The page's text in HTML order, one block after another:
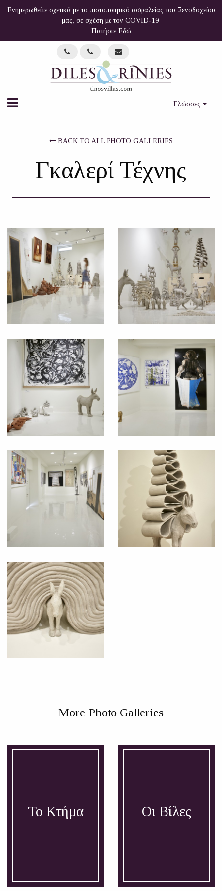
Ενημερωθείτε σχετικά με το πιστοποιητικό ασφαλείας του Ξενοδοχείου
μας, σε σχέση με τον COVID-19
Πατήστε Εδώ
Γλώσσες
BACK TO ALL PHOTO GALLERIES
Γκαλερί Τέχνης
More Photo Galleries
Το Κτήμα Οι Βίλες